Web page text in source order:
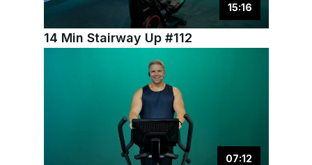
15:16
14 Min Stairway Up #112
07:12